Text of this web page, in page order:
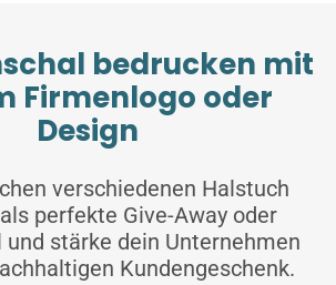
bedrucken mit
Firmenlogo oder
Design
verschiedenen Halstuch
perfekte Give-Away oder
stärke dein Unternehmen
Kundengeschenk.